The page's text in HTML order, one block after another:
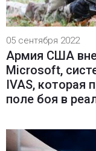
05 сентября 2022
Армия США
Microsoft,
IVAS, которая
поле боя в